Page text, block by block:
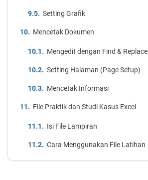
Setting Grafik
Mencetak Dokumen
Mengedit dengan Find & Replace
Setting Halaman (Page Setup)
Mencetak Informasi
File Praktik dan Studi Kasus Excel
Isi File Lampiran
Cara Menggunakan File Latihan